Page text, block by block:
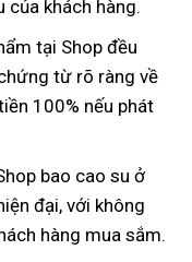
của khách hàng.
tại Shop đều
từ rõ ràng về
100% nếu phát
bao cao su ở
đại, với không
hàng mua sắm.